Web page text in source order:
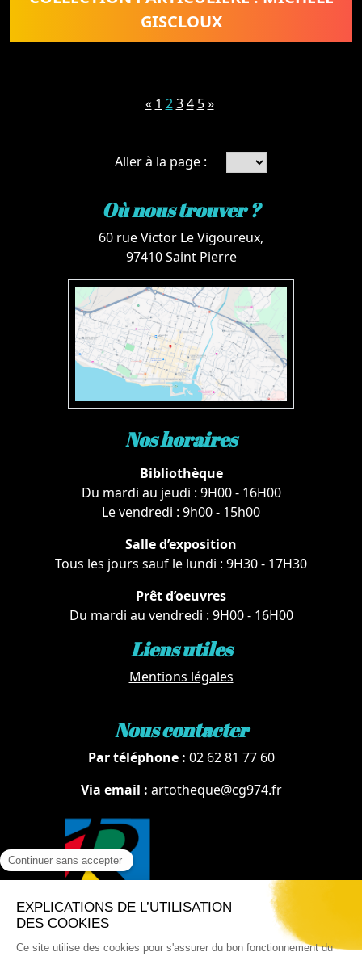
GISCLOUX
« 1 2 3 4 5 »
Aller à la page :
Où nous trouver ?
60 rue Victor Le Vigoureux,
97410 Saint Pierre
Nos horaires
Bibliothèque
Du mardi au jeudi : 9H00 - 16H00
Le vendredi : 9h00 - 15h00
Salle d’exposition
Tous les jours sauf le lundi : 9H30 - 17H30
Prêt d’oeuvres
Du mardi au vendredi : 9H00 - 16H00
Liens utiles
Mentions légales
Nous contacter
Par téléphone : 02 62 81 77 60
Via email : artotheque@cg974.fr